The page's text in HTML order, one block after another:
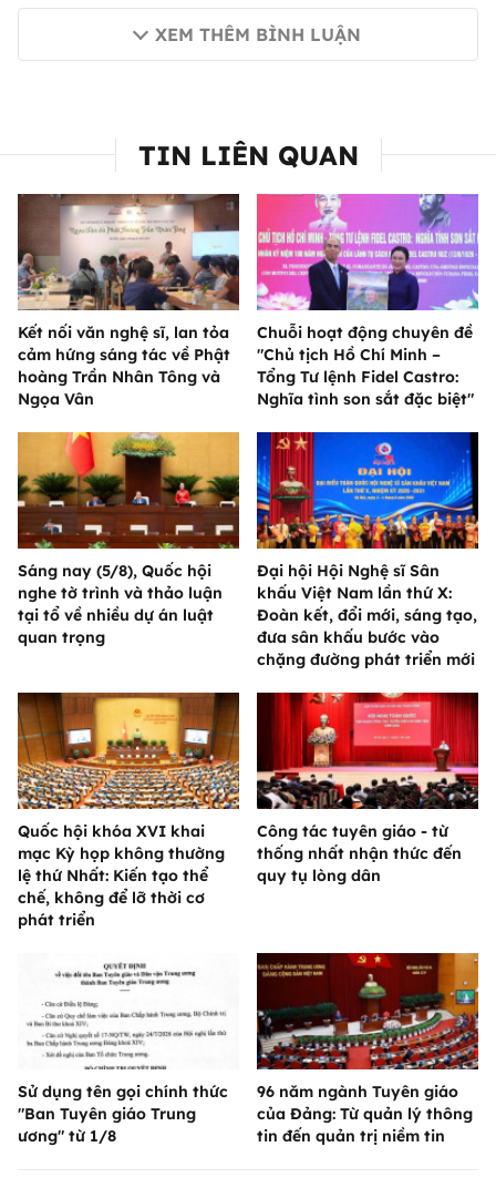
XEM THÊM BÌNH LUẬN
TIN LIÊN QUAN
Kết nối văn nghệ sĩ, lan tỏa
cảm hứng sáng tác về Phật
hoàng Trần Nhân Tông và
Ngọa Vân
Chuỗi hoạt động chuyên đề
"Chủ tịch Hồ Chí Minh –
Tổng Tư lệnh Fidel Castro:
Nghĩa tình son sắt đặc biệt"
Sáng nay (5/8), Quốc hội
nghe tờ trình và thảo luận
tại tổ về nhiều dự án luật
quan trọng
Đại hội Hội Nghệ sĩ Sân
khấu Việt Nam lần thứ X:
Đoàn kết, đổi mới, sáng tạo,
đưa sân khấu bước vào
chặng đường phát triển mới
Quốc hội khóa XVI khai
mạc Kỳ họp không thường
lệ thứ Nhất: Kiến tạo thể
chế, không để lỡ thời cơ
phát triển
Công tác tuyên giáo - từ
thống nhất nhận thức đến
quy tụ lòng dân
Sử dụng tên gọi chính thức
"Ban Tuyên giáo Trung
ương" từ 1/8
96 năm ngành Tuyên giáo
của Đảng: Từ quản lý thông
tin đến quản trị niềm tin